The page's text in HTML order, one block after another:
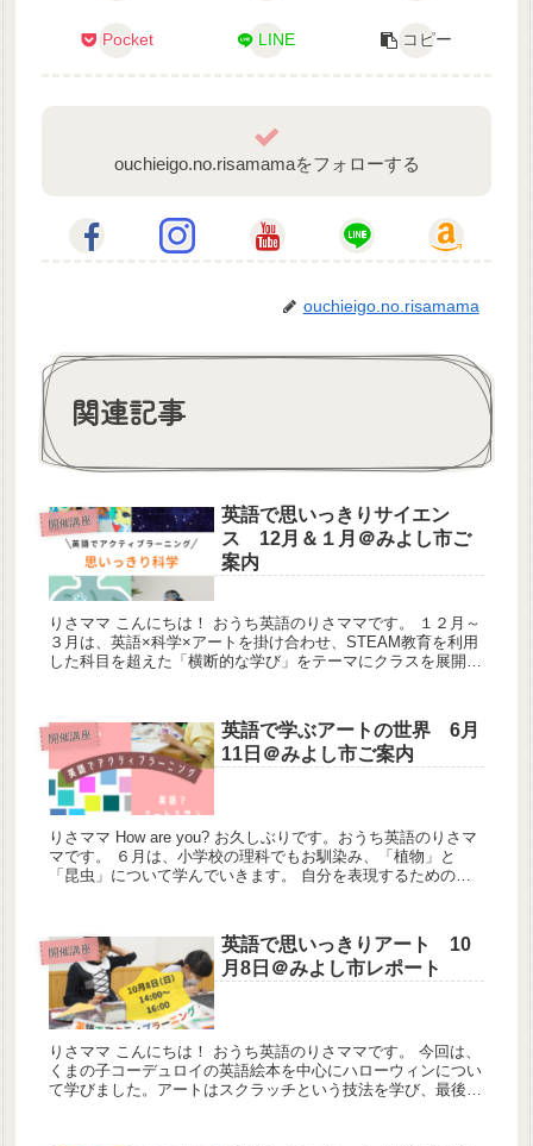
Pocket LINE コピー
ouchieigo.no.risamamaをフォローする
ouchieigo.no.risamama
関連記事
開催講座
英語で思いっきりサイエン
ス 12月＆１月＠みよし市ご
案内
りさママ こんにちは！ おうち英語のりさママです。 １２月～
３月は、英語×科学×アートを掛け合わせ、STEAM教育を利用
した科目を超えた「横断的な学び」をテーマにクラスを展開さ
開催講座
英語で学ぶアートの世界 6月
11日＠みよし市ご案内
りさママ How are you? お久しぶりです。おうち英語のりさマ
マです。 ６月は、小学校の理科でもお馴染み、「植物」と
「昆虫」について学んでいきます。 自分を表現するための自
開催講座
英語で思いっきりアート 10
月8日＠みよし市レポート
りさママ こんにちは！ おうち英語のりさママです。 今回は、
くまの子コーデュロイの英語絵本を中心にハローウィンについ
て学びました。アートはスクラッチという技法を学び、最後に